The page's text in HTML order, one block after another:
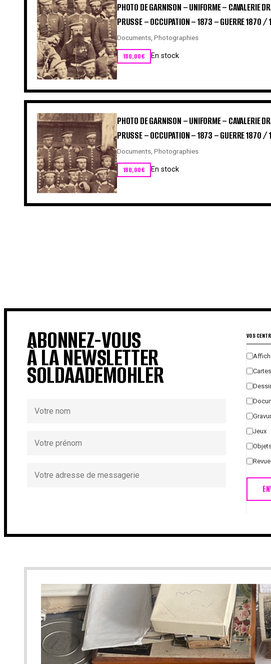
PHOTO DE GARNISON – UNIFORME – CAVALERIE
PRUSSE – OCCUPATION – 1873 – GUERRE 1870 /
Documents Photographies
180,00€ En stock
PHOTO DE GARNISON – UNIFORME – CAVALERIE
PRUSSE – OCCUPATION – 1873 – GUERRE 1870 /
Documents Photographies
180,00€ En stock
ABONNEZ-VOUS
À LA NEWSLETTER
SOLDAADEMOHLER
VOS
Jeux